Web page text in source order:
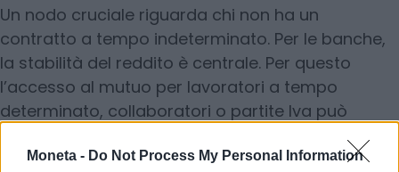
Moneta - Do Not Process My Personal Information
Un nodo cruciale riguarda chi non ha un
contratto a tempo indeterminato. Per le banche,
la stabilità del reddito è centrale. Per questo
l’accesso al mutuo per lavoratori a tempo
determinato, collaboratori o partite Iva può
essere più complesso. Nel caso dei contratti a
termine è spesso richiesta la presenza di un